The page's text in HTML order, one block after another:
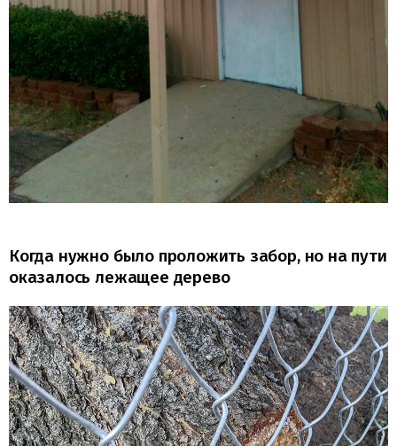
Когда нужно было проложить забор, но на пути
оказалось лежащее дерево